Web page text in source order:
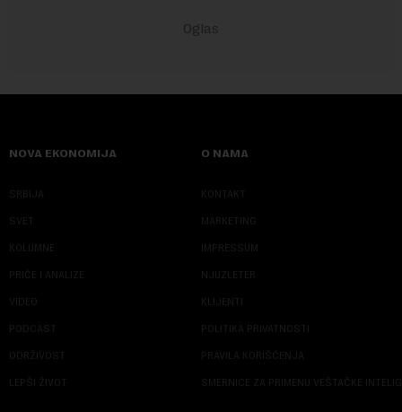
NOVA EKONOMIJA
SRBIJA
SVET
KOLUMNE
PRIČE I ANALIZE
VIDEO
PODCAST
ODRŽIVOST
LEPŠI ŽIVOT
O NAMA
KONTAKT
MARKETING
IMPRESSUM
NJUZLETER
KLIJENTI
POLITIKA PRIVATNOSTI
PRAVILA KORIŠĆENJA
SMERNICE ZA PRIMENU VEŠTAČKE